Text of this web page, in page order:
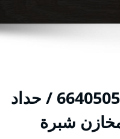
معلم حداد الجهراء / 66405051 / حداد
شبرة